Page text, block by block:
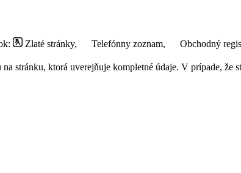
Zlaté stránky, Telefónny zoznam, Obchodný
stránku, ktorá uverejňuje kompletné údaje. V prípade, že